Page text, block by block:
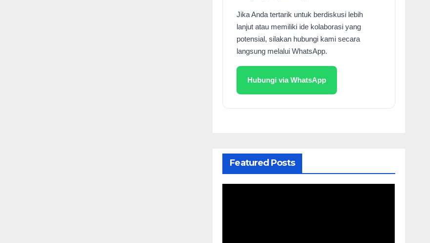
Jika Anda tertarik untuk berdiskusi lebih
lanjut atau memiliki ide kolaborasi yang
potensial, silakan hubungi kami secara
langsung melalui WhatsApp.
Hubungi via WhatsApp
Featured Posts